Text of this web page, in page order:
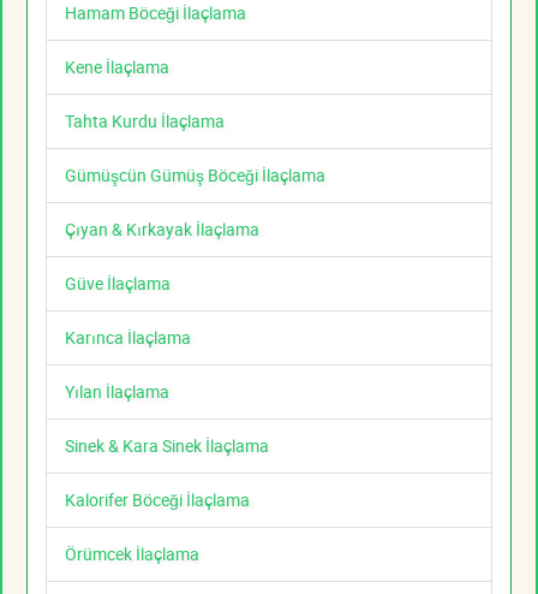
Hamam Böceği İlaçlama
Kene İlaçlama
Tahta Kurdu İlaçlama
Gümüşcün Gümüş Böceği İlaçlama
Çıyan & Kırkayak İlaçlama
Güve İlaçlama
Karınca İlaçlama
Yılan İlaçlama
Sinek & Kara Sinek İlaçlama
Kalorifer Böceği İlaçlama
Örümcek İlaçlama